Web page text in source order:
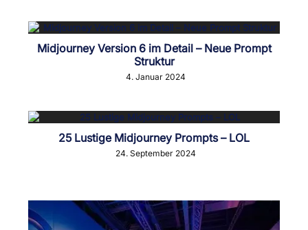
Midjourney Version 6 im Detail – Neue Prompt
Struktur
4. Januar 2024
25 Lustige Midjourney Prompts – LOL
24. September 2024